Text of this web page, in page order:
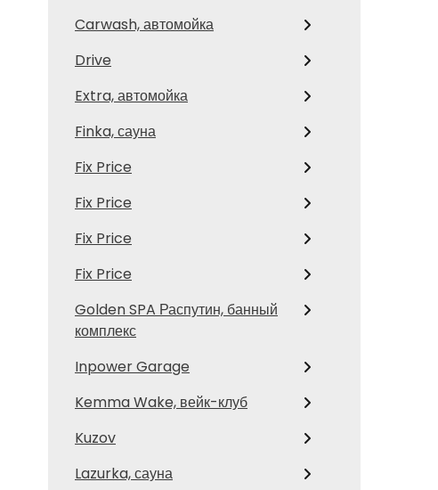
Carwash, автомойка
Drive
Extra, автомойка
Finka, сауна
Fix Price
Fix Price
Fix Price
Fix Price
Golden SPA Распутин, банный
комплекс
Inpower Garage
Kemma Wake, вейк-клуб
Kuzov
Lazurka, сауна